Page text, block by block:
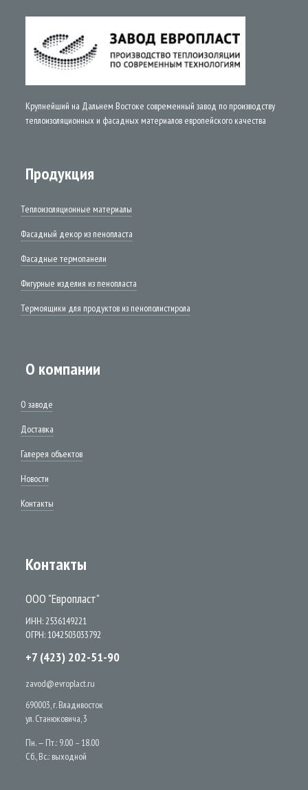
Крупнейший на Дальнем Востоке современный завод по производству
теплоизоляционных и фасадных материалов европейского качества
Продукция
Теплоизоляционные материалы
Фасадный декор из пенопласта
Фасадные термопанели
Фигурные изделия из пенопласта
Термоящики для продуктов из пенополистирола
О компании
О заводе
Доставка
Галерея объектов
Новости
Контакты
Контакты
ООО "Европласт"
ИНН: 2536149221
ОГРН: 1042503033792
+7 (423) 202-51-90
zavod@evroplact.ru
690003, г. Владивосток
ул. Станюковича, 3
Пн. — Пт.: 9.00 – 18.00
Сб., Вс.: выходной